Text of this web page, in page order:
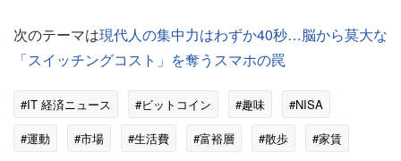
次のテーマは現代人の集中力はわずか40秒…脳から莫大な
「スイッチングコスト」を奪うスマホの罠
#IT 経済ニュース #ビットコイン #趣味
#NISA
#運動
#市場 #生活費 #富裕層 #散歩 #家賃